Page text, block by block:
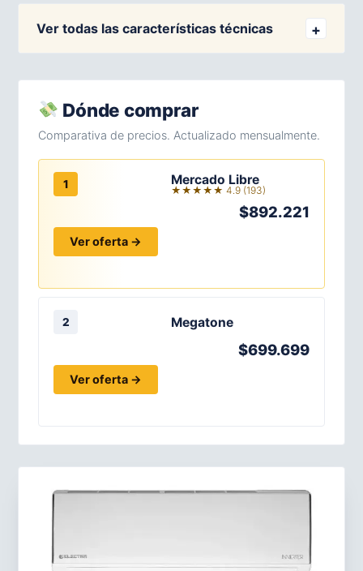
Ver todas las características técnicas
Dónde comprar
Comparativa de precios. Actualizado mensualmente.
1 Mercado Libre
★★★★★ 4.9 (193)
$892.221
Ver oferta →
2 Megatone
$699.699
Ver oferta →